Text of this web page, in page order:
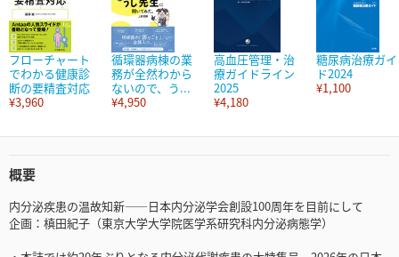
フローチャート
でわかる健康診
断の要精査対応
¥3,960
循環器病棟の業
務が全然わから
ないので、う...
¥4,950
高血圧管理・治
療ガイドライン
2025
¥4,180
糖尿病治療ガイ
ド2024
¥1,100
概要
内分泌疾患の温故知新――日本内分泌学会創設100周年を目前にして
企画：槙田紀子（東京大学大学院医学系研究科内分泌病態学）